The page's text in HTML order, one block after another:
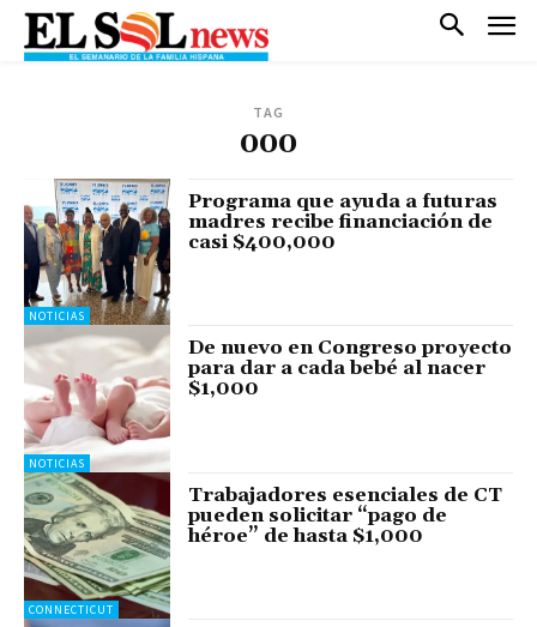
TAG
000
NOTICIAS
Programa que ayuda a futuras
madres recibe financiación de
casi $400,000
NOTICIAS
De nuevo en Congreso proyecto
para dar a cada bebé al nacer
$1,000
CONNECTICUT
Trabajadores esenciales de CT
pueden solicitar “pago de
héroe” de hasta $1,000